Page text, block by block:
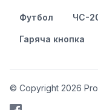
Футбол ЧС-
Гаряча кнопка
© Copyright 2026